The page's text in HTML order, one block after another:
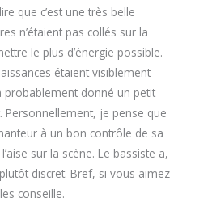
que c’est une très belle
n’étaient pas collés sur la
le plus d’énergie possible.
étaient visiblement
probablement donné un petit
Personnellement, je pense que
à un bon contrôle de sa
sur la scène. Le bassiste a,
discret. Bref, si vous aimez
conseille.